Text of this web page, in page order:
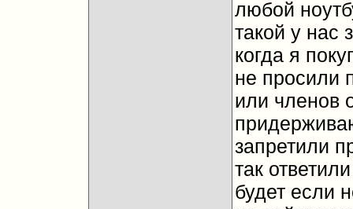
любой
такой у нас
когда я
не просили
или членов
запретили
так
будет если